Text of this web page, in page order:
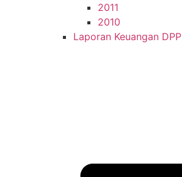
2011
2010
Laporan Keuangan DPP